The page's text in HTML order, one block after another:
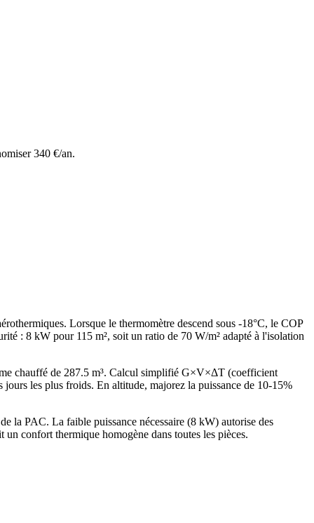
340 €/an.
Lorsque le thermomètre descend sous -18°C, le COP
: 8 kW pour 115 m², soit un ratio de 70 W/m² adapté à l'isolation
chauffé de 287.5 m³. Calcul simplifié G×V×ΔT (coefficient
les plus froids. En altitude, majorez la puissance de 10-15%
la PAC. La faible puissance nécessaire (8 kW) autorise des
confort thermique homogène dans toutes les pièces.